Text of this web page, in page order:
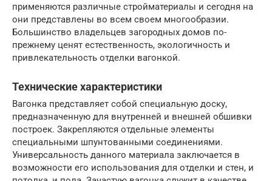
применяются различные стройматериалы и сегодня на
они представлены во всем своем многообразии.
Большинство владельцев загородных домов по-
прежнему ценят естественность, экологичность и
привлекательность отделки вагонкой.
Технические характеристики
Вагонка представляет собой специальную доску,
предназначенную для внутренней и внешней обшивки
построек. Закрепляются отдельные элементы
специальными шпунтованными соединениями.
Универсальность данного материала заключается в
возможности его использования для отделки и стен, и